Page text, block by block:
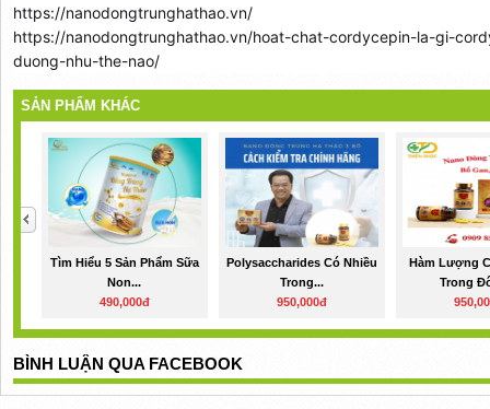
https://nanodongtrunghathao.vn/
https://nanodongtrunghathao.vn/hoat-chat-cordycepin-la-gi-
duong-nhu-the-nao/
SẢN PHẨM KHÁC
Tìm Hiểu 5 Sản Phẩm Sữa
Non...
490,000đ
Polysaccharides Có Nhiều
Trong...
950,000đ
Hàm Lượng
Trong
BÌNH LUẬN QUA FACEBOOK